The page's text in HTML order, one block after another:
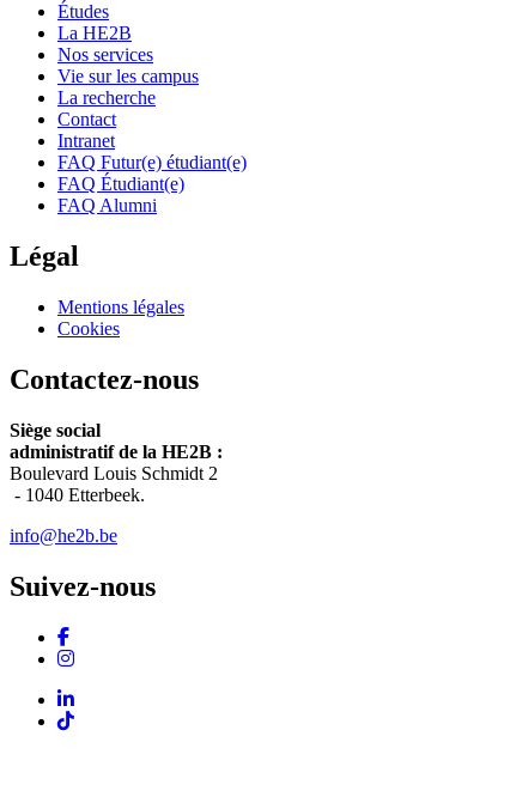
Études
La HE2B
Nos services
Vie sur les campus
La recherche
Contact
Intranet
FAQ Futur(e) étudiant(e)
FAQ Étudiant(e)
FAQ Alumni
Légal
Mentions légales
Cookies
Contactez-nous
Siège social
administratif de la HE2B :
Boulevard Louis Schmidt 2
- 1040 Etterbeek.
info@he2b.be
Suivez-nous